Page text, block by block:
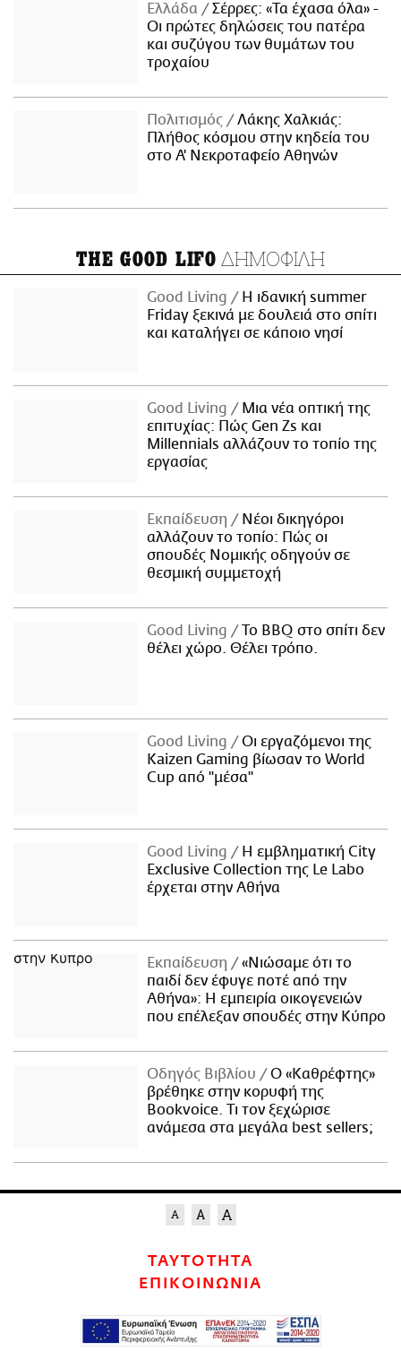
Ελλάδα
Σέρρες: «Τα έχασα όλα» -
Οι πρώτες δηλώσεις του πατέρα
και συζύγου των θυμάτων του
τροχαίου
Πολιτισμός
Λάκης Χαλκιάς:
Πλήθος κόσμου στην κηδεία του
στο Α' Νεκροταφείο Αθηνών
THE GOOD LIFO ΔΗΜΟΦΙΛΗ
Good Living
Η ιδανική summer
Friday ξεκινά με δουλειά στο σπίτι
και καταλήγει σε κάποιο νησί
Good Living
Μια νέα οπτική της
επιτυχίας: Πώς Gen Zs και
Millennials αλλάζουν το τοπίο της
εργασίας
Εκπαίδευση
Νέοι δικηγόροι
αλλάζουν το τοπίο: Πώς οι
σπουδές Νομικής οδηγούν σε
θεσμική συμμετοχή
Good Living
Το BBQ στο σπίτι δεν
θέλει χώρο. Θέλει τρόπο.
Good Living
Οι εργαζόμενοι της
Kaizen Gaming βίωσαν το World
Cup από "μέσα"
Good Living
Η εμβληματική City
Exclusive Collection της Le Labo
έρχεται στην Αθήνα
Εκπαίδευση
«Νιώσαμε ότι το
παιδί δεν έφυγε ποτέ από την
Αθήνα»: Η εμπειρία οικογενειών
που επέλεξαν σπουδές στην Κύπρο
Οδηγός Βιβλίου
Ο «Καθρέφτης»
βρέθηκε στην κορυφή της
Bookvoice. Τι τον ξεχώρισε
ανάμεσα στα μεγάλα best sellers;
ΤΑΥΤΟΤΗΤΑ
ΕΠΙΚΟΙΝΩΝΙΑ